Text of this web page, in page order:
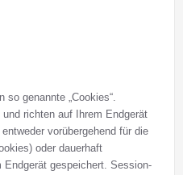
so genannte „Cookies“.
richten auf Ihrem Endgerät
vorübergehend für die
oder dauerhaft
gespeichert. Session-